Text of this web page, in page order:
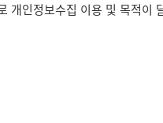
개인정보수집 이용 및 목적이